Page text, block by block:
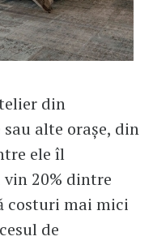
din
alte orașe, din
ele îl
20% dintre
costuri mai mici
de